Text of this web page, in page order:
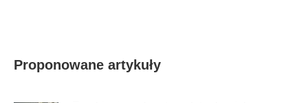
Proponowane artykuły